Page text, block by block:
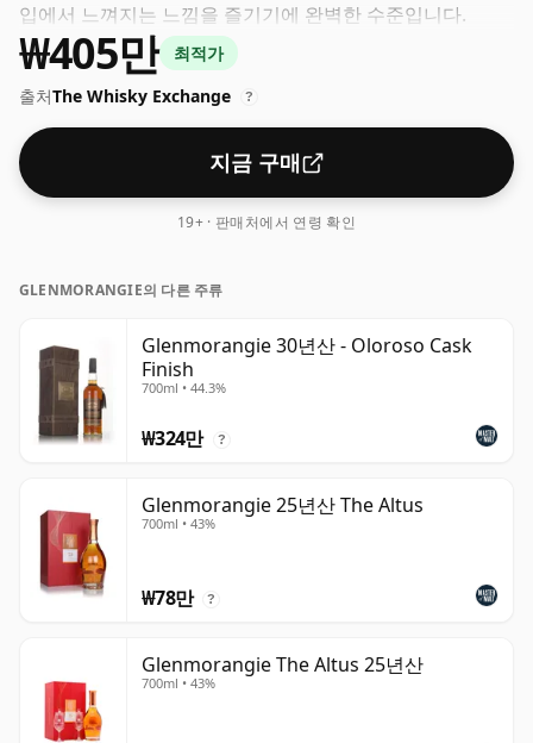
입에서 느껴지는 느낌을 즐기기에 완벽한 수준입니다.
₩405만
최적가
출처The Whisky Exchange ?
지금 구매
19+ · 판매처에서 연령 확인
GLENMORANGIE의 다른 주류
Glenmorangie 30년산 - Oloroso Cask
Finish
700ml • 44.3%
₩324만 ?
Glenmorangie 25년산 The Altus
700ml • 43%
₩78만 ?
Glenmorangie The Altus 25년산
700ml • 43%